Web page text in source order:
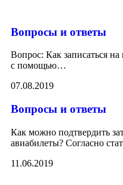
Вопросы и ответы
Вопрос: Как записаться
с помощью…
07.08.2019
Вопросы и ответы
Как можно подтвердить
авиабилеты? Согласно
11.06.2019